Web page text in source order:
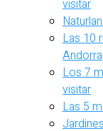
visitar
Las 10
Andorra
Los 7
visitar
Las 5